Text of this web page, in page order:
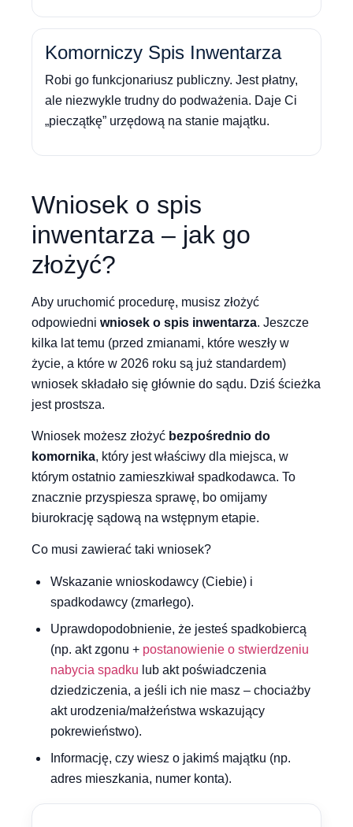
Komorniczy Spis Inwentarza
Robi go funkcjonariusz publiczny. Jest płatny,
ale niezwykle trudny do podważenia. Daje Ci
„pieczątkę” urzędową na stanie majątku.
Wniosek o spis
inwentarza – jak go
złożyć?
Aby uruchomić procedurę, musisz złożyć
odpowiedni wniosek o spis inwentarza. Jeszcze
kilka lat temu (przed zmianami, które weszły w
życie, a które w 2026 roku są już standardem)
wniosek składało się głównie do sądu. Dziś ścieżka
jest prostsza.
Wniosek możesz złożyć bezpośrednio do
komornika, który jest właściwy dla miejsca, w
którym ostatnio zamieszkiwał spadkodawca. To
znacznie przyspiesza sprawę, bo omijamy
biurokrację sądową na wstępnym etapie.
Co musi zawierać taki wniosek?
Wskazanie wnioskodawcy (Ciebie) i
spadkodawcy (zmarłego).
Uprawdopodobnienie, że jesteś spadkobiercą
(np. akt zgonu + postanowienie o stwierdzeniu
nabycia spadku lub akt poświadczenia
dziedziczenia, a jeśli ich nie masz – chociażby
akt urodzenia/małżeństwa wskazujący
pokrewieństwo).
Informację, czy wiesz o jakimś majątku (np.
adres mieszkania, numer konta).